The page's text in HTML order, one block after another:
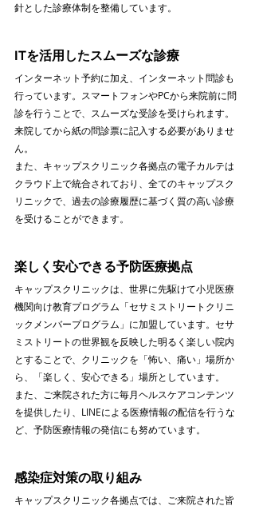
針とした診療体制を整備しています。
ITを活用したスムーズな診療
インターネット予約に加え、インターネット問診も
行っています。スマートフォンやPCから来院前に問
診を行うことで、スムーズな受診を受けられます。
来院してから紙の問診票に記入する必要がありませ
ん。
また、キャップスクリニック各拠点の電子カルテは
クラウド上で統合されており、全てのキャップスク
リニックで、過去の診療履歴に基づく質の高い診療
を受けることができます。
楽しく安心できる予防医療拠点
キャップスクリニックは、世界に先駆けて小児医療
機関向け教育プログラム「セサミストリートクリニ
ックメンバープログラム」に加盟しています。セサ
ミストリートの世界観を反映した明るく楽しい院内
とすることで、クリニックを「怖い、痛い」場所か
ら、「楽しく、安心できる」場所としています。
また、ご来院された方に毎月ヘルスケアコンテンツ
を提供したり、LINEによる医療情報の配信を行うな
ど、予防医療情報の発信にも努めています。
感染症対策の取り組み
キャップスクリニック各拠点では、ご来院された皆